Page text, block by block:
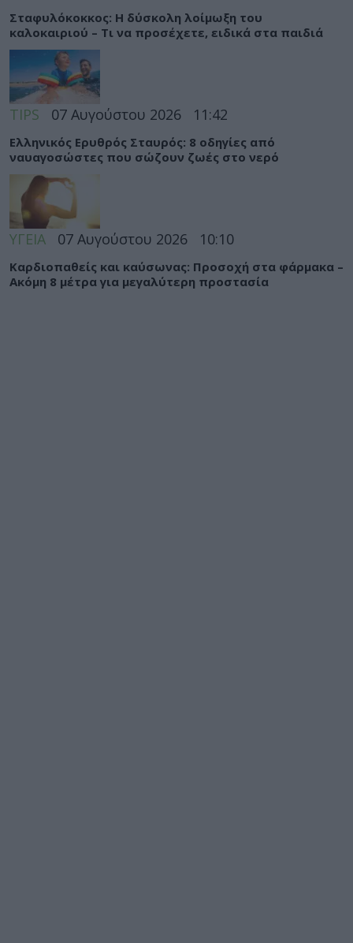
Σταφυλόκοκκος: Η δύσκολη λοίμωξη του
καλοκαιριού – Τι να προσέχετε, ειδικά στα παιδιά
TIPS 07 Αυγούστου 2026 11:42
Ελληνικός Ερυθρός Σταυρός: 8 οδηγίες από
ναυαγοσώστες που σώζουν ζωές στο νερό
ΥΓΕΙΑ 07 Αυγούστου 2026 10:10
Καρδιοπαθείς και καύσωνας: Προσοχή στα φάρμακα –
Ακόμη 8 μέτρα για μεγαλύτερη προστασία